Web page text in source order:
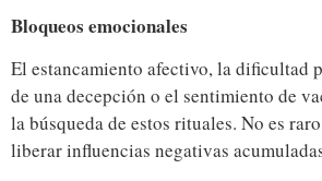
Bloqueos emocionales
El estancamiento afectivo, la dificultad
de una decepción o el sentimiento de
la búsqueda de estos rituales. No es
liberar influencias negativas